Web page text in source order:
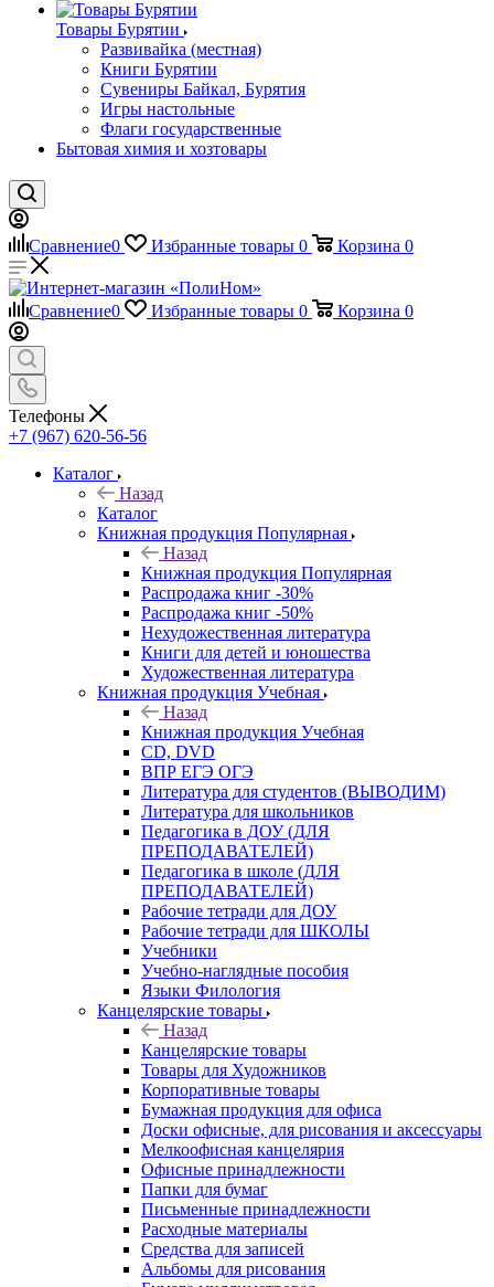
Товары Бурятии
Развивайка (местная)
Книги Бурятии
Сувениры Байкал, Бурятия
Игры настольные
Флаги государственные
Бытовая химия и хозтовары
Сравнение0 Избранные товары 0 Корзина 0
Сравнение0 Избранные товары 0 Корзина 0
Телефоны
+7 (967) 620-56-56
Каталог
Назад
Каталог
Книжная продукция Популярная
Назад
Книжная продукция Популярная
Распродажа книг -30%
Распродажа книг -50%
Нехудожественная литература
Книги для детей и юношества
Художественная литература
Книжная продукция Учебная
Назад
Книжная продукция Учебная
CD, DVD
ВПР ЕГЭ ОГЭ
Литература для студентов (ВЫВОДИМ)
Литература для школьников
Педагогика в ДОУ (ДЛЯ
ПРЕПОДАВАТЕЛЕЙ)
Педагогика в школе (ДЛЯ
ПРЕПОДАВАТЕЛЕЙ)
Рабочие тетради для ДОУ
Рабочие тетради для ШКОЛЫ
Учебники
Учебно-наглядные пособия
Языки Филология
Канцелярские товары
Назад
Канцелярские товары
Товары для Художников
Корпоративные товары
Бумажная продукция для офиса
Доски офисные, для рисования и аксессуары
Мелкоофисная канцелярия
Офисные принадлежности
Папки для бумаг
Письменные принадлежности
Расходные материалы
Средства для записей
Альбомы для рисования